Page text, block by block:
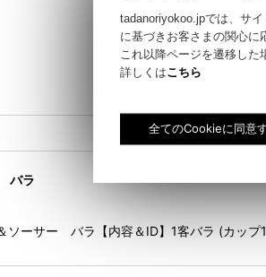
バラ
＆ソーサー バラ【内容＆ID】1客バラ (カ
tadanoriyokoo.jpでは、サ
に基づきお客さまの関心に
これ以降ページを遷移した
詳しくはこちら